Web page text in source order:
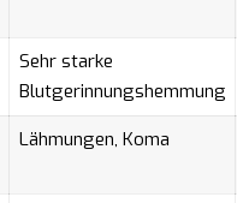
Sehr starke
Blutgerinnungshemmung
Lähmungen, Koma